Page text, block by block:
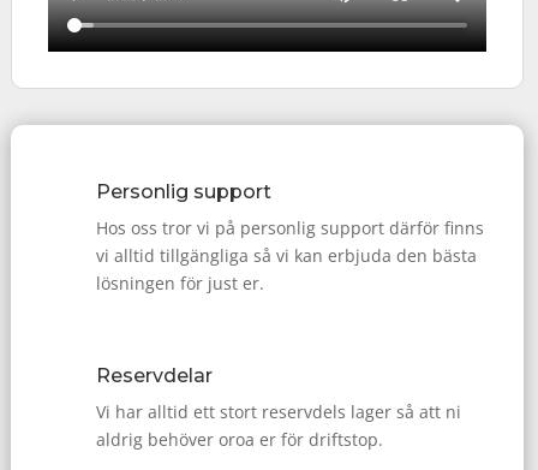
Personlig support
Hos oss tror vi på personlig support därför finns
vi alltid tillgängliga så vi kan erbjuda den bästa
lösningen för just er.
Reservdelar
Vi har alltid ett stort reservdels lager så att ni
aldrig behöver oroa er för driftstop.